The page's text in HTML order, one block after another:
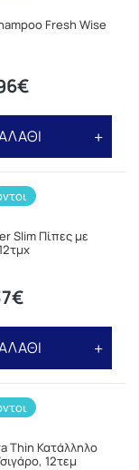
Fresh Wise
Slim Πίπες με
Thin Κατάλληλο
12τεμ